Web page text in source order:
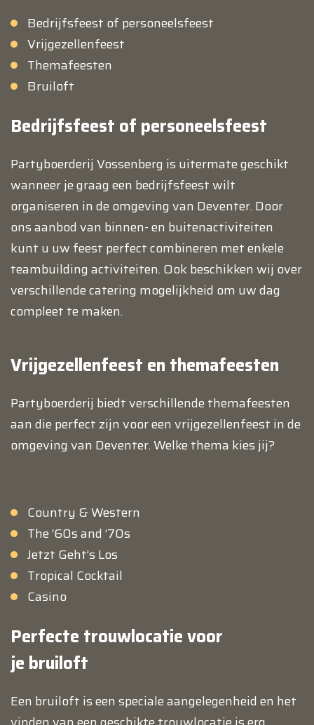
Bedrijfsfeest of personeelsfeest
Vrijgezellenfeest
Themafeesten
Bruiloft
Bedrijfsfeest of personeelsfeest
Partyboerderij Vossenberg is uitermate geschikt
wanneer je graag een bedrijfsfeest wilt
organiseren in de omgeving van Deventer. Door
ons aanbod van binnen- en buitenactiviteiten
kunt u uw feest perfect combineren met enkele
teambuilding activiteiten. Ook beschikken wij over
verschillende catering mogelijkheid om uw dag
compleet te maken.
Vrijgezellenfeest en themafeesten
Partyboerderij biedt verschillende themafeesten
aan die perfect zijn voor een vrijgezellenfeest in de
omgeving van Deventer. Welke thema kies jij?
Country & Western
The ‘60s and ‘70s
Jetzt Geht’s Los
Tropical Cocktail
Casino
Perfecte trouwlocatie voor
je bruiloft
Een bruiloft is een speciale aangelegenheid en het